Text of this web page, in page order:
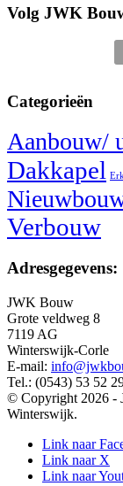
Volg JWK
Categorieën
Aanbouw/
Dakkapel
Verbouw
Adresgegevens:
JWK Bouw
Grote veldweg 8
7119 AG
Winterswijk-Corle
E-mail:
Tel.: (0543) 53 52
© Copyright 2026 -
Winterswijk.
Link naar
Link naar X
Link naar